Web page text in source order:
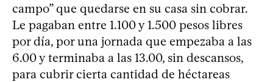
campo” que quedarse en su casa sin cobrar.
Le pagaban entre 1.100 y 1.500 pesos libres
por día, por una jornada que empezaba a las
6.00 y terminaba a las 13.00, sin descansos,
para cubrir cierta cantidad de héctareas